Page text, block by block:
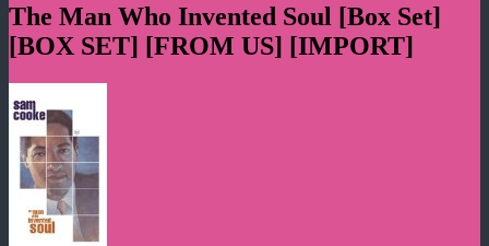
The Man Who Invented Soul [Box Set]
[BOX SET] [FROM US] [IMPORT]